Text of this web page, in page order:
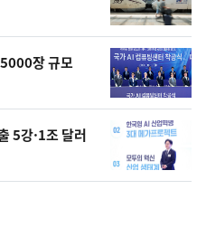
장 규모
5강·1조 달러